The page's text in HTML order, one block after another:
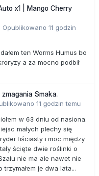
x1 | Mango Cherry
Opublikowano 11 godzin
ten Worms Humus bo
a za mocno podbił
Smaka.
11 godzin temu
w 63 dniu od nasiona.
małych plechy się
liściasty i moc między
ścięte dwie roślinki o
nie ma ale nawet nie
trzymałem je dwa lata...